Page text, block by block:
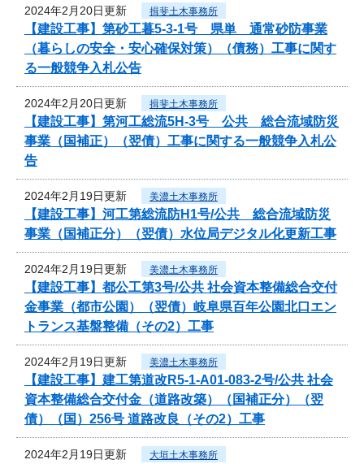
2024年2月20日更新 揖斐土木事務所
【建設工事】第砂工暮5-3-1号 県単 通常砂防事業
（暮らしの安全・安心確保対策）（債務）工事に関す
る一般競争入札公告
2024年2月20日更新 揖斐土木事務所
【建設工事】第河工総流5H-3号 公共 総合流域防災
事業（国補正）（翌債）工事に関する一般競争入札公
告
2024年2月19日更新 美濃土木事務所
【建設工事】河工第総流防H1号/公共 総合流域防災
事業（国補正分）（翌債）水位局デジタル化更新工事
2024年2月19日更新 美濃土木事務所
【建設工事】都公工第3号/公共 社会資本整備総合交付
金事業（都市公園）（翌債）岐阜県百年公園北口エン
トランス基盤整備（その2）工事
2024年2月19日更新 美濃土木事務所
【建設工事】建工第道改R5-1-A01-083-2号/公共 社会
資本整備総合交付金（道路改築）（国補正分）（翌
債）（国）256号 道路改良（その2）工事
2024年2月19日更新 大垣土木事務所